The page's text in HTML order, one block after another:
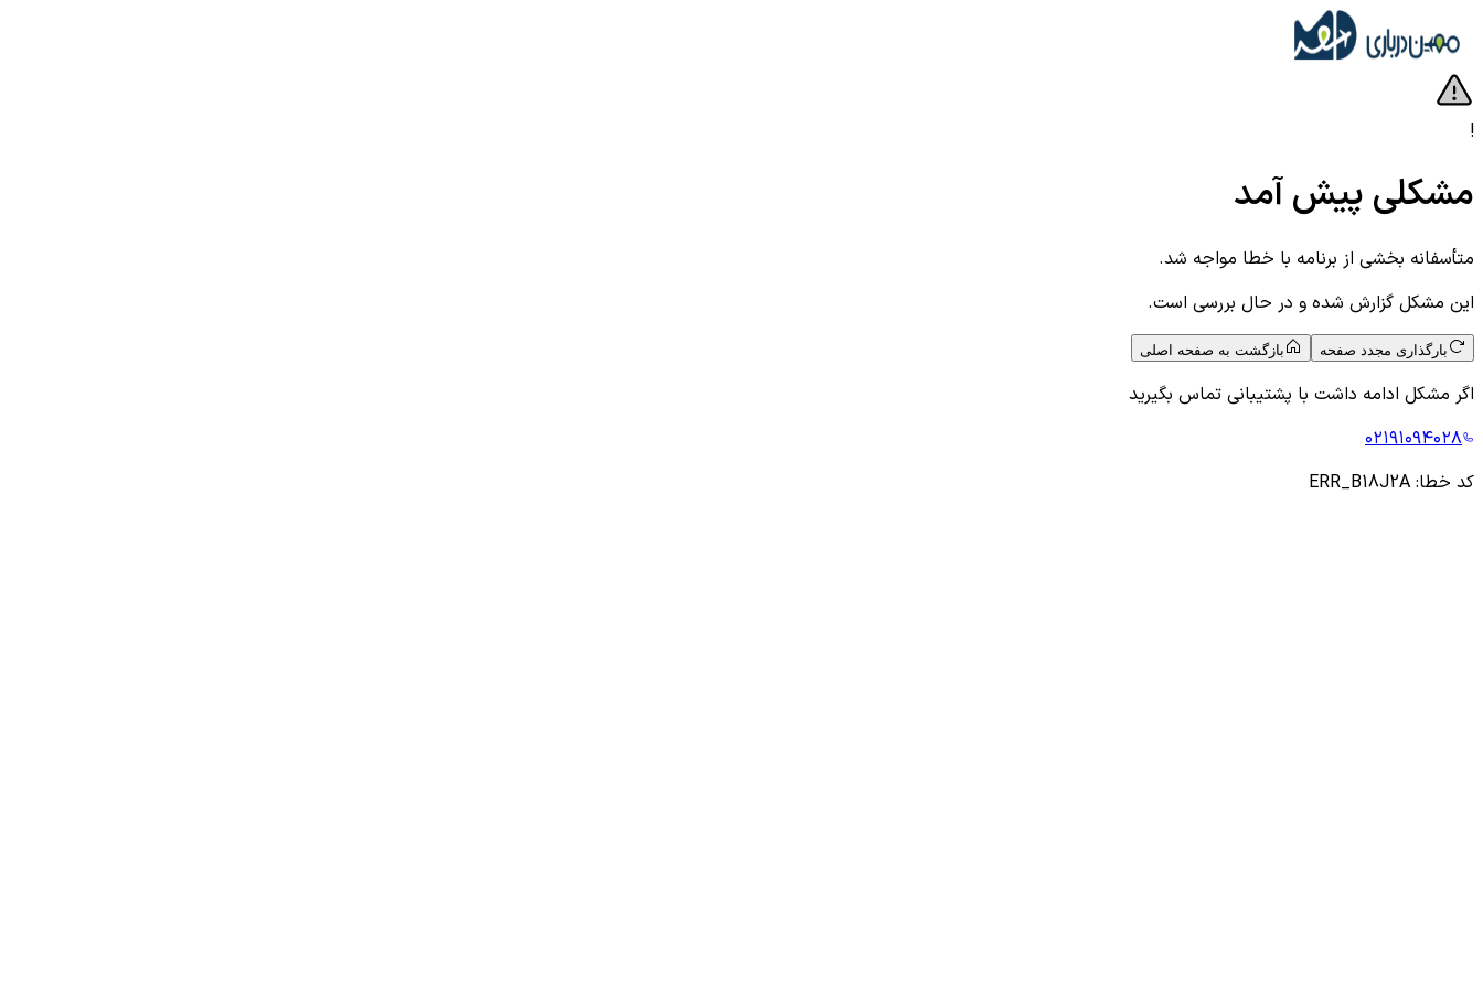
!
مشکلی پیش آمد
متأسفانه بخشی از برنامه با خطا مواجه شد.
این مشکل گزارش شده و در حال بررسی است.
بارگذاری مجدد صفحه بازگشت به صفحه اصلی
اگر مشکل ادامه داشت با پشتیبانی تماس بگیرید
۰۲۱۹۱۰۹۴۰۲۸
کد خطا: ERR_B18J2A